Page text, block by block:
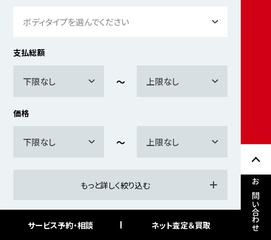
お問い合わせ
ボディタイプを選んでください
支払総額
下限なし 上限なし
価格
下限なし 上限なし
もっと詳しく絞り込む
検索
サービス予約・相談 ネット査定＆買取